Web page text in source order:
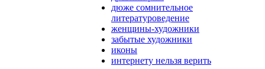
дюже сомнительное
литературоведение
женщины-художники
забытые художники
иконы
интернету нельзя верить